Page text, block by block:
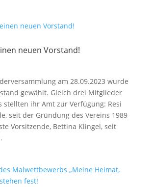
neuen Vorstand!
am 28.09.2023 wurde
gewählt. Gleich drei Mitglieder
stellten ihr Amt zur Verfügung: Resi
seit der Gründung des Vereins 1989
Vorsitzende, Bettina Klingel, seit